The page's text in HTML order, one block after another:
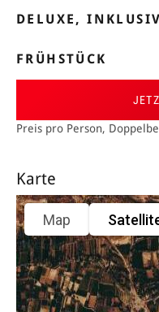
DELUXE,
FRÜHSTÜCK
Preis pro Person,
Karte
Map